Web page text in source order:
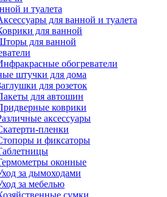
и туалета
для ванной и туалета
для ванной
для ванной
обогреватели
штучки для дома
для розеток
для автошин
коврики
аксессуары
пленки
и фиксаторы
оконные
за дымоходами
за мебелью
сумки